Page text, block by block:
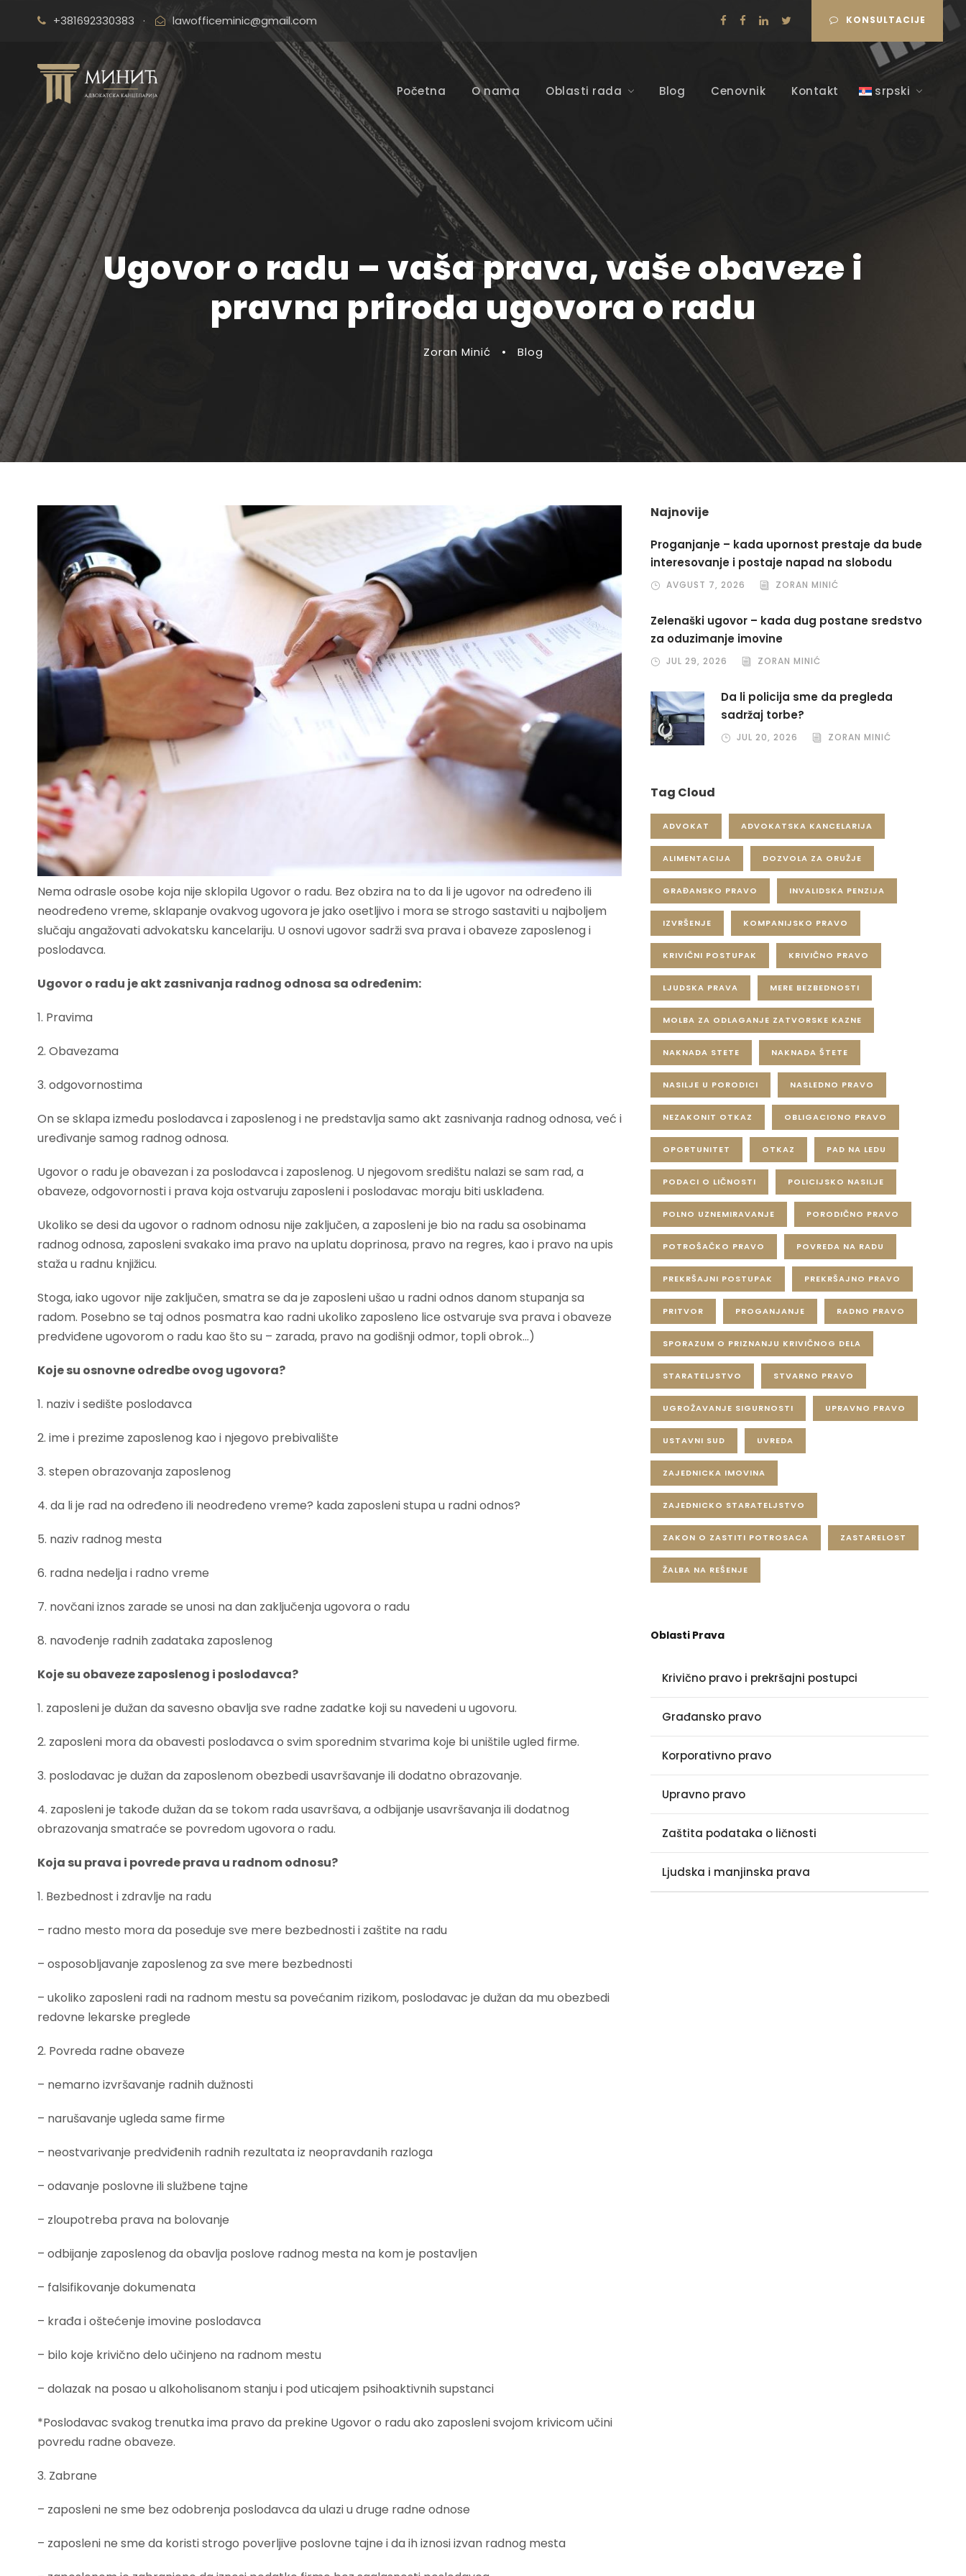
+381692330383 · lawofficeminic@gmail.com KONSULTACIJE
Početna O nama Oblasti rada Blog Cenovnik Kontakt srpski
Ugovor o radu – vaša prava, vaše obaveze i
pravna priroda ugovora o radu
Zoran Minić • Blog
Nema odrasle osobe koja nije sklopila Ugovor o radu. Bez obzira na to da li je ugovor na određeno ili
neodređeno vreme, sklapanje ovakvog ugovora je jako osetljivo i mora se strogo sastaviti u najboljem
slučaju angažovati advokatsku kancelariju. U osnovi ugovor sadrži sva prava i obaveze zaposlenog i
poslodavca.
Ugovor o radu je akt zasnivanja radnog odnosa sa određenim:
1. Pravima
2. Obavezama
3. odgovornostima
On se sklapa između poslodavca i zaposlenog i ne predstavlja samo akt zasnivanja radnog odnosa, već i
uređivanje samog radnog odnosa.
Ugovor o radu je obavezan i za poslodavca i zaposlenog. U njegovom središtu nalazi se sam rad, a
obaveze, odgovornosti i prava koja ostvaruju zaposleni i poslodavac moraju biti usklađena.
Ukoliko se desi da ugovor o radnom odnosu nije zaključen, a zaposleni je bio na radu sa osobinama
radnog odnosa, zaposleni svakako ima pravo na uplatu doprinosa, pravo na regres, kao i pravo na upis
staža u radnu knjižicu.
Stoga, iako ugovor nije zaključen, smatra se da je zaposleni ušao u radni odnos danom stupanja sa
radom. Posebno se taj odnos posmatra kao radni ukoliko zaposleno lice ostvaruje sva prava i obaveze
predviđene ugovorom o radu kao što su – zarada, pravo na godišnji odmor, topli obrok…)
Koje su osnovne odredbe ovog ugovora?
1. naziv i sedište poslodavca
2. ime i prezime zaposlenog kao i njegovo prebivalište
3. stepen obrazovanja zaposlenog
4. da li je rad na određeno ili neodređeno vreme? kada zaposleni stupa u radni odnos?
5. naziv radnog mesta
6. radna nedelja i radno vreme
7. novčani iznos zarade se unosi na dan zaključenja ugovora o radu
8. navođenje radnih zadataka zaposlenog
Koje su obaveze zaposlenog i poslodavca?
1. zaposleni je dužan da savesno obavlja sve radne zadatke koji su navedeni u ugovoru.
2. zaposleni mora da obavesti poslodavca o svim sporednim stvarima koje bi uništile ugled firme.
3. poslodavac je dužan da zaposlenom obezbedi usavršavanje ili dodatno obrazovanje.
4. zaposleni je takođe dužan da se tokom rada usavršava, a odbijanje usavršavanja ili dodatnog
obrazovanja smatraće se povredom ugovora o radu.
Koja su prava i povrede prava u radnom odnosu?
1. Bezbednost i zdravlje na radu
– radno mesto mora da poseduje sve mere bezbednosti i zaštite na radu
– osposobljavanje zaposlenog za sve mere bezbednosti
– ukoliko zaposleni radi na radnom mestu sa povećanim rizikom, poslodavac je dužan da mu obezbedi
redovne lekarske preglede
2. Povreda radne obaveze
– nemarno izvršavanje radnih dužnosti
– narušavanje ugleda same firme
– neostvarivanje predviđenih radnih rezultata iz neopravdanih razloga
– odavanje poslovne ili službene tajne
– zloupotreba prava na bolovanje
– odbijanje zaposlenog da obavlja poslove radnog mesta na kom je postavljen
– falsifikovanje dokumenata
– krađa i oštećenje imovine poslodavca
– bilo koje krivično delo učinjeno na radnom mestu
– dolazak na posao u alkoholisanom stanju i pod uticajem psihoaktivnih supstanci
*Poslodavac svakog trenutka ima pravo da prekine Ugovor o radu ako zaposleni svojom krivicom učini
povredu radne obaveze.
3. Zabrane
– zaposleni ne sme bez odobrenja poslodavca da ulazi u druge radne odnose
– zaposleni ne sme da koristi strogo poverljive poslovne tajne i da ih iznosi izvan radnog mesta
Najnovije
Proganjanje – kada upornost prestaje da bude
interesovanje i postaje napad na slobodu
AVGUST 7, 2026 ZORAN MINIĆ
Zelenaški ugovor – kada dug postane sredstvo
za oduzimanje imovine
JUL 29, 2026 ZORAN MINIĆ
Da li policija sme da pregleda
sadržaj torbe?
JUL 20, 2026 ZORAN MINIĆ
Tag Cloud
ADVOKAT ADVOKATSKA KANCELARIJA
ALIMENTACIJA DOZVOLA ZA ORUŽJE
GRAĐANSKO PRAVO INVALIDSKA PENZIJA
IZVRŠENJE KOMPANIJSKO PRAVO
KRIVIČNI POSTUPAK KRIVIČNO PRAVO
LJUDSKA PRAVA MERE BEZBEDNOSTI
MOLBA ZA ODLAGANJE ZATVORSKE KAZNE
NAKNADA STETE NAKNADA ŠTETE
NASILJE U PORODICI NASLEDNO PRAVO
NEZAKONIT OTKAZ OBLIGACIONO PRAVO
OPORTUNITET OTKAZ PAD NA LEDU
PODACI O LIČNOSTI POLICIJSKO NASILJE
POLNO UZNEMIRAVANJE PORODIČNO PRAVO
POTROŠAČKO PRAVO POVREDA NA RADU
PREKRŠAJNI POSTUPAK PREKRŠAJNO PRAVO
PRITVOR PROGANJANJE RADNO PRAVO
SPORAZUM O PRIZNANJU KRIVIČNOG DELA
STARATELJSTVO STVARNO PRAVO
UGROŽAVANJE SIGURNOSTI UPRAVNO PRAVO
USTAVNI SUD UVREDA
ZAJEDNICKA IMOVINA
ZAJEDNICKO STARATELJSTVO
ZAKON O ZASTITI POTROSACA ZASTARELOST
ŽALBA NA REŠENJE
Oblasti Prava
Krivično pravo i prekršajni postupci
Građansko pravo
Korporativno pravo
Upravno pravo
Zaštita podataka o ličnosti
Ljudska i manjinska prava